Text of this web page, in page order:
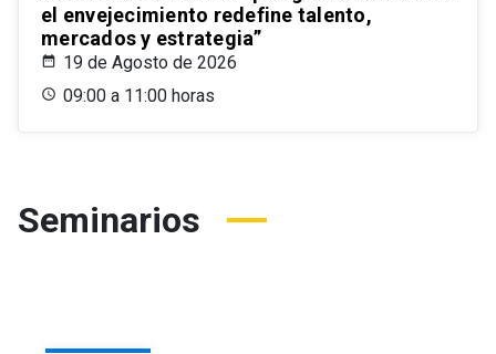
el envejecimiento redefine talento,
mercados y estrategia”
19 de Agosto de 2026
09:00 a 11:00 horas
Seminarios